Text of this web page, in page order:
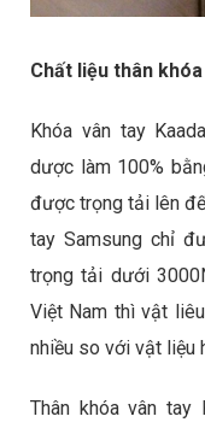
Chất liệu thân khóa
Khóa vân tay
dược làm 100%
được trọng tải lên
tay Samsung chỉ
trọng tải dưới
Việt Nam thì vật
nhiều so với vật liệu
Thân khóa vân tay